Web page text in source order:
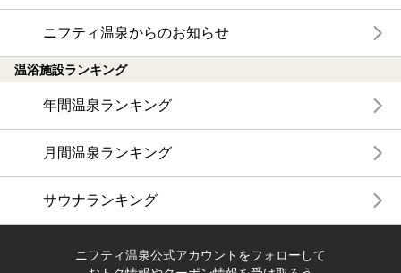
ニフティ温泉からのお知らせ
温浴施設ランキング
年間温泉ランキング
月間温泉ランキング
サウナランキング
ニフティ温泉公式アカウントをフォローして